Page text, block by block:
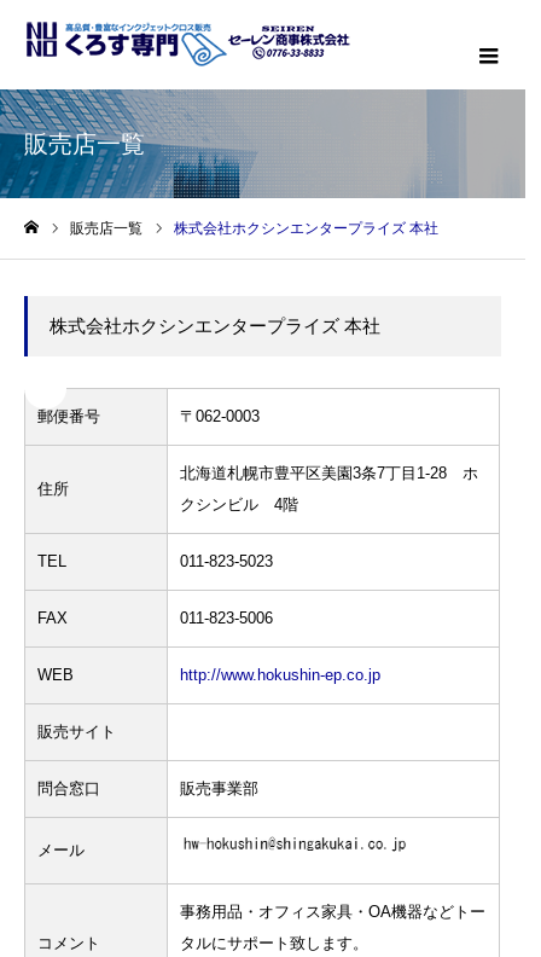
販売店一覧
販売店一覧 株式会社ホクシンエンタープライズ 本社
株式会社ホクシンエンタープライズ 本社
郵便番号 〒062-0003
住所
北海道札幌市豊平区美園3条7丁目1-28 ホ
クシンビル 4階
TEL 011-823-5023
FAX 011-823-5006
WEB http://www.hokushin-ep.co.jp
販売サイト
問合窓口 販売事業部
メール
コメント
事務用品・オフィス家具・OA機器などトー
タルにサポート致します。